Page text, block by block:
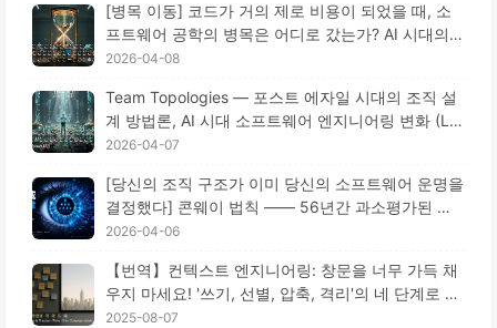
[병목 이동] 코드가 거의 제로 비용이 되었을 때, 소
프트웨어 공학의 병목은 어디로 갔는가? AI 시대의
소프트웨어 공학 혁신 — 천천히 AI 배우기 173
2026-04-08
Team Topologies — 포스트 에자일 시대의 조직 설
계 방법론, AI 시대 소프트웨어 엔지니어링 변화 (Le
arn AI Slowly 172)
2026-04-07
[당신의 조직 구조가 이미 당신의 소프트웨어 운명을
결정했다] 콘웨이 법칙 —— 56년간 과소평가된 경
영학의 철칙 AI 시대의 소프트웨어 공학 혁신 ——
2026-04-06
【번역】컨텍스트 엔지니어링: 창문을 너무 가득 채
우지 마세요! '쓰기, 선별, 압축, 격리'의 네 단계로 혼
란을 피하고, 소음을 차단하세요 — AI 배우기 170
2025-08-07